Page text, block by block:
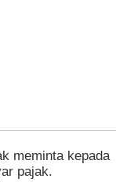
meminta kepada
pajak.